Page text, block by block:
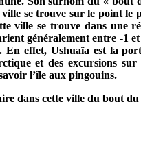
se trouve sur le point le
ville se trouve dans une
généralement entre -1
En effet, Ushuaïa est la
et des excursions sur
l’île aux pingouins.
dans cette ville du bout du